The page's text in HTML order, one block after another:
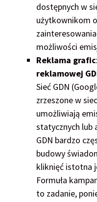
dostępnych w
użytkownikom
możliwości
Reklama
reklamowej
Sieć GDN
zrzeszone w
umożliwiają
statycznych lub
GDN bardzo
budowy
kliknięć istotna
Formuła
to zadanie,